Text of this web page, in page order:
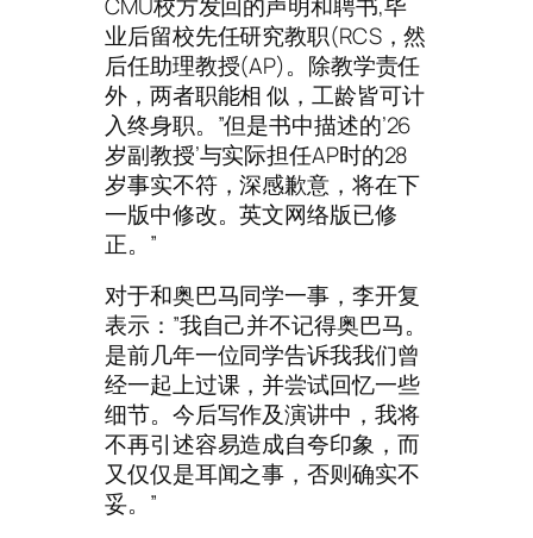
业后留校先任研究教职(RCS，然
后任助理教授(AP)。除教学责任
外，两者职能相 似，工龄皆可计
入终身职。”但是书中描述的’26
岁副教授’与实际担任AP时的28
岁事实不符，深感歉意，将在下
一版中修改。英文网络版已修
正。”
对于和奥巴马同学一事，李开复
表示：”我自己并不记得奥巴马。
是前几年一位同学告诉我我们曾
经一起上过课，并尝试回忆一些
细节。今后写作及演讲中，我将
不再引述容易造成自夸印象，而
又仅仅是耳闻之事，否则确实不
妥。”